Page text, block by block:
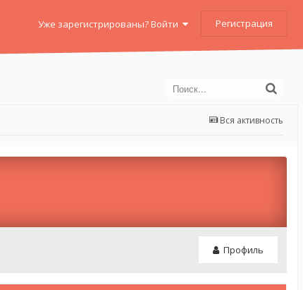
Уже зарегистрированы? Войти Регистрация
Вся активность
Профиль